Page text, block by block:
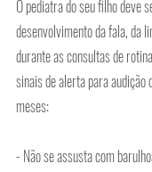
O pediatra do seu filho deve
desenvolvimento da fala, da
durante as consultas de
sinais de alerta para
meses:
- Não se assusta com